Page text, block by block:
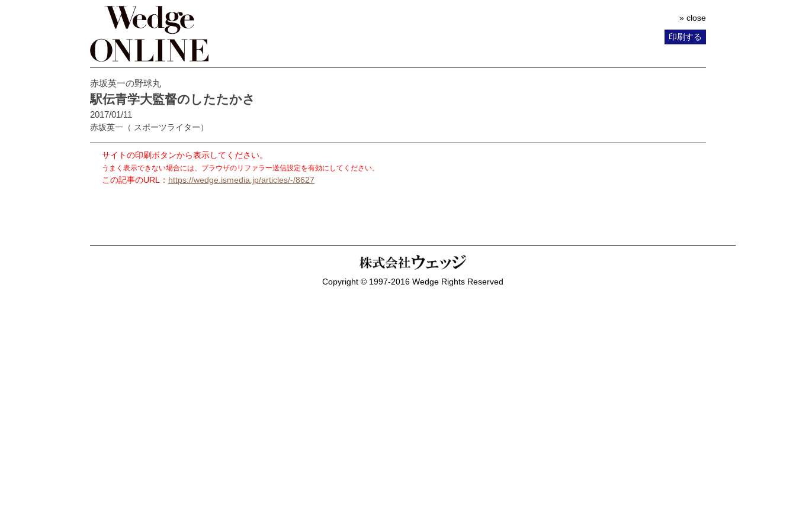
» close
印刷する
赤坂英一の野球丸
駅伝青学大監督のしたたかさ
2017/01/11
赤坂英一 （ スポーツライター）
サイトの印刷ボタンから表示してください。
うまく表示できない場合には、ブラウザのリファラー送信設定を有効にしてください。
この記事のURL： https://wedge.ismedia.jp/articles/-/8627
Copyright © 1997-2016 Wedge Rights Reserved